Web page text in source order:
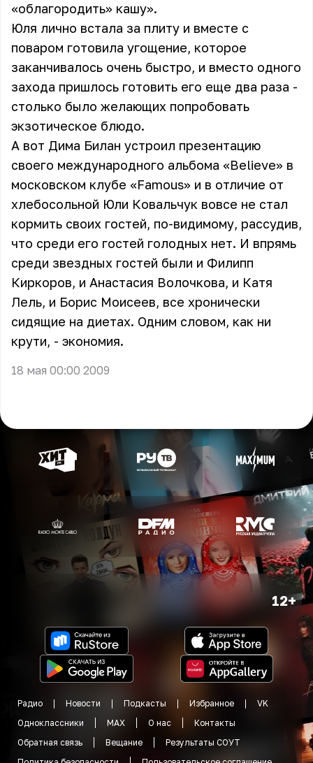
«облагородить» кашу».
Юля лично встала за плиту и вместе с
поваром готовила угощение, которое
заканчивалось очень быстро, и вместо одного
захода пришлось готовить его еще два раза -
столько было желающих попробовать
экзотическое блюдо.
А вот Дима Билан устроил презентацию
своего международного альбома «Believe» в
московском клубе «Famous» и в отличие от
хлебосольной Юли Ковальчук вовсе не стал
кормить своих гостей, по-видимому, рассудив,
что среди его гостей голодных нет. И впрямь
среди звездных гостей были и Филипп
Киркоров, и Анастасия Волочкова, и Катя
Лель, и Борис Моисеев, все хронически
сидящие на диетах. Одним словом, как ни
крути, - экономия.
18 мая 00:00 2009
12+
Радио Новости Подкасты Избранное
VK
Одноклассники
MAX О нас
Контакты
Обратная связь
Вещание
Результаты СОУТ